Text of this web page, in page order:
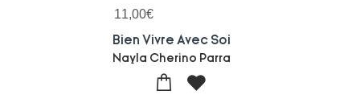
11,00€
Bien Vivre Avec Soi
Nayla Cherino Parra